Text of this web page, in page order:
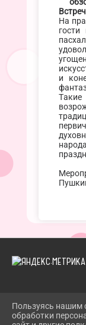
На
и
Пользуясь нашим
обработки